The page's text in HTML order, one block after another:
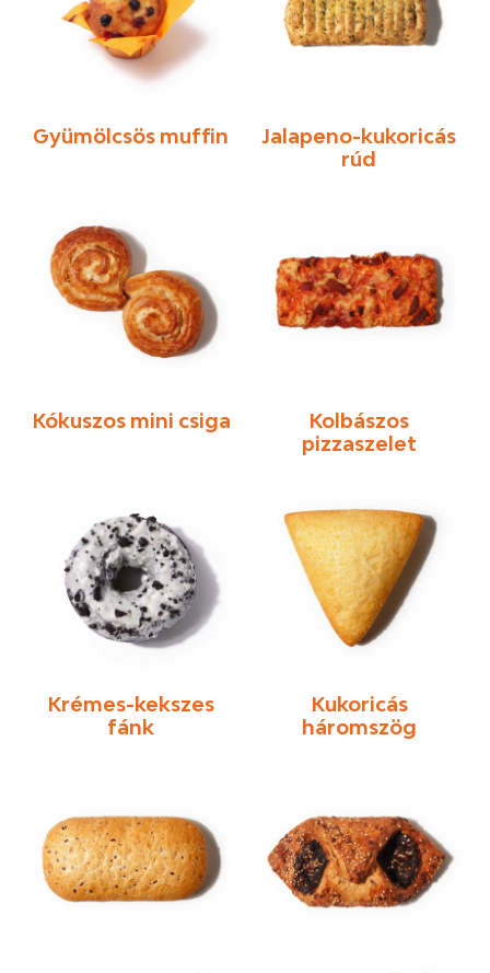
Gyümölcsös muffin
Jalapeno-kukoricás
rúd
Kókuszos mini csiga
Kolbászos
pizzaszelet
Krémes-kekszes
fánk
Kukoricás
háromszög